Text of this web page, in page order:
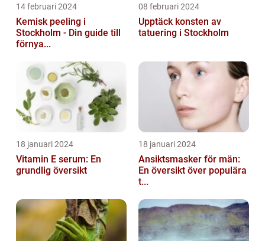
14 februari 2024
Kemisk peeling i
Stockholm - Din guide till
förnya...
08 februari 2024
Upptäck konsten av
tatuering i Stockholm
18 januari 2024
Vitamin E serum: En
grundlig översikt
18 januari 2024
Ansiktsmasker för män:
En översikt över populära
t...